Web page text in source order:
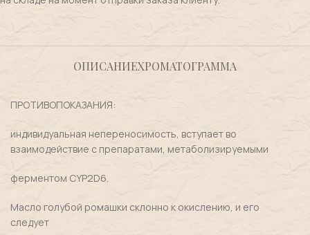
ОПИСАНИЕХРОМАТОГРАММА
ПРОТИВОПОКАЗАНИЯ:
индивидуальная непереносимость, вступает во
взаимодействие с препаратами, метаболизируемыми
ферментом CYP2D6.
Масло голубой ромашки склонно к окислению, и его
следует